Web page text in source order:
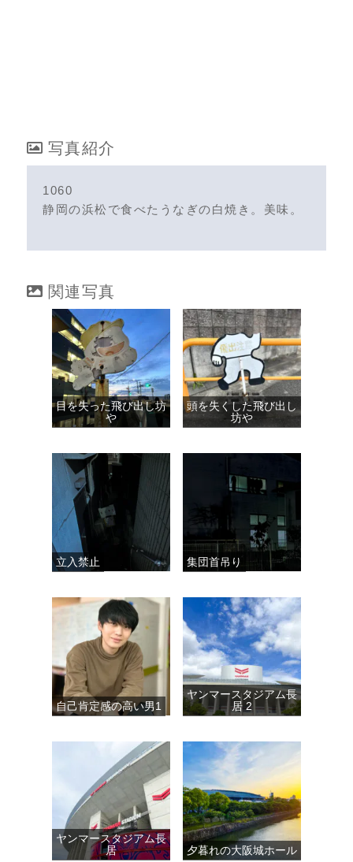
写真紹介
1060
静岡の浜松で食べたうなぎの白焼き。美味。
関連写真
目を失った飛び出し坊
や
頭を失くした飛び出し
坊や
立入禁止 集団首吊り
自己肯定感の高い男1
ヤンマースタジアム長
居 2
ヤンマースタジアム長
居
夕暮れの大阪城ホール